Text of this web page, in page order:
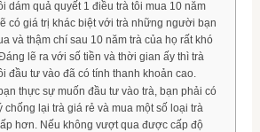
dám quả quyết 1 điều trà tôi mua 10 năm
có giá trị khác biệt với trà những người bạn
và thậm chí sau 10 năm trà của họ rất khó
lẽ ra với số tiền và thời gian ấy thì trà
đầu tư vào đã có tính thanh khoản cao.
thực sự muốn đầu tư vào trà, bạn phải có
chống lại trà giá rẻ và mua một số loại trà
hơn. Nếu không vượt qua được cấp độ